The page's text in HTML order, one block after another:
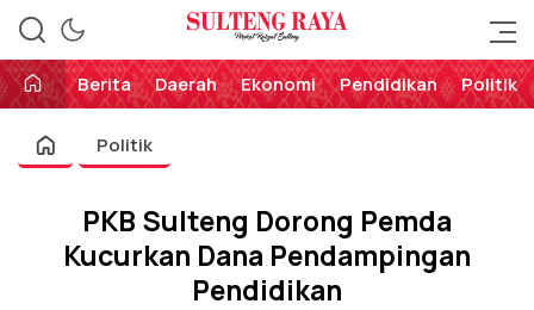
Sulteng Raya
Perekat Rakyat Sulteng
Berita
Daerah Ekonomi Pendidikan Politik
Politik
PKB Sulteng Dorong Pemda
Kucurkan Dana Pendampingan
Pendidikan